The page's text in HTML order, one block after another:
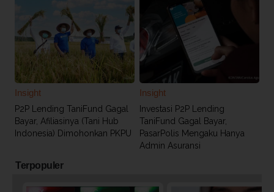
Insight
P2P Lending TaniFund Gagal
Bayar, Afiliasinya (Tani Hub
Indonesia) Dimohonkan PKPU
Insight
Investasi P2P Lending
TaniFund Gagal Bayar,
PasarPolis Mengaku Hanya
Admin Asuransi
Terpopuler